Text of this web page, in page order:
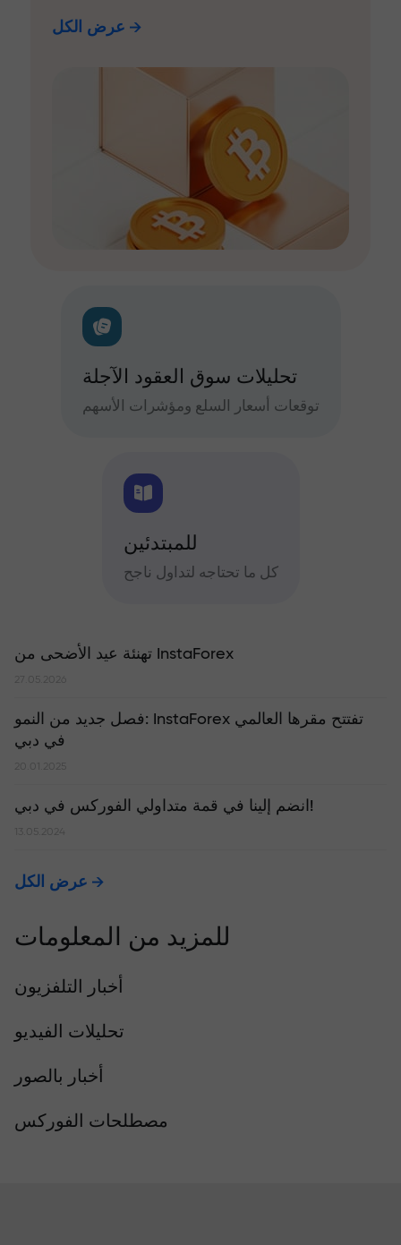
عرض الكل
تحليلات سوق العقود الآجلة
توقعات أسعار السلع ومؤشرات الأسهم
للمبتدئين
كل ما تحتاجه لتداول ناجح
تهنئة عيد الأضحى من InstaForex
27.05.2026
​فصل جديد من النمو: InstaForex تفتتح مقرها العالمي
في دبي
20.01.2025
انضم إلينا في قمة متداولي الفوركس في دبي!
13.05.2024
عرض الكل
للمزيد من المعلومات
أخبار التلفزيون
تحليلات الفيديو
أخبار بالصور
مصطلحات الفوركس